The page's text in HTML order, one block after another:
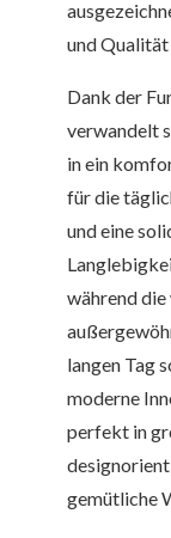
und
Dank der
verwandelt
in ein
für die
und eine
während
langen Tag
moderne
perfekt in
gemütliche